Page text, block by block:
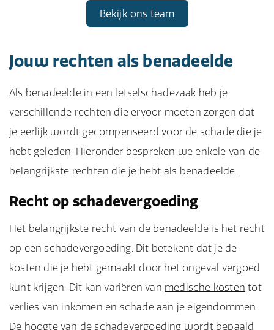
Bekijk ons team
Jouw rechten als benadeelde
Als benadeelde in een letselschadezaak heb je
verschillende rechten die ervoor moeten zorgen dat
je eerlijk wordt gecompenseerd voor de schade die je
hebt geleden. Hieronder bespreken we enkele van de
belangrijkste rechten die je hebt als benadeelde.
Recht op schadevergoeding
Het belangrijkste recht van de benadeelde is het recht
op een schadevergoeding. Dit betekent dat je de
kosten die je hebt gemaakt door het ongeval vergoed
kunt krijgen. Dit kan variëren van medische kosten tot
verlies van inkomen en schade aan je eigendommen.
De hoogte van de schadevergoeding wordt bepaald